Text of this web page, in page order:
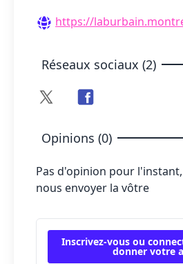
https://
Réseaux sociaux (2)
Opinions (0)
Pas d'opinion pour
nous envoyer la vôtre
Inscrivez-vous ou
donner votre